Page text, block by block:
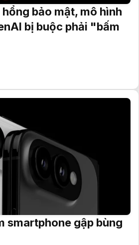
bảo mật, mô hình
bị buộc phải "bấm
smartphone gập bùng